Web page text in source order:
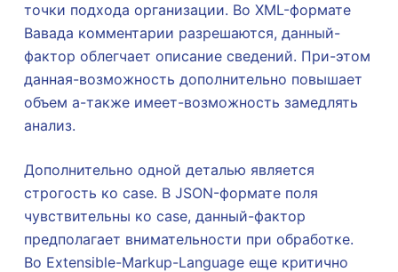
точки подхода организации. Во XML-формате
Вавада комментарии разрешаются, данный-
фактор облегчает описание сведений. При-этом
данная-возможность дополнительно повышает
объем а-также имеет-возможность замедлять
анализ.
Дополнительно одной деталью является
строгость ко case. В JSON-формате поля
чувствительны ко case, данный-фактор
предполагает внимательности при обработке.
Во Extensible-Markup-Language еще критично